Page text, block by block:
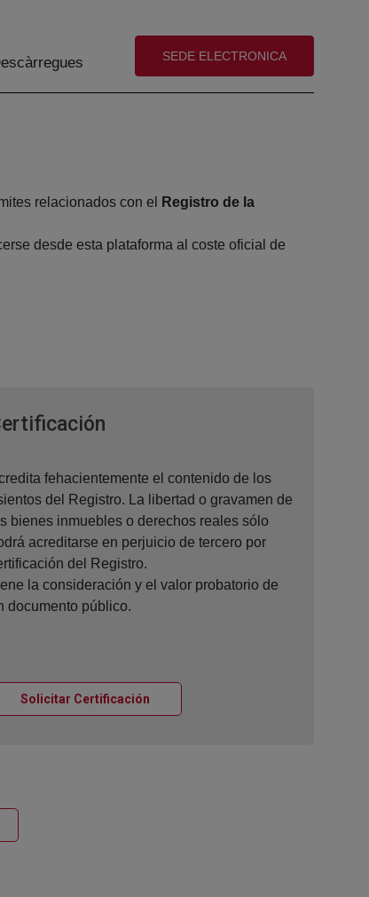
(abre en nueva ventana)
SEDE ELECTRONICA
relacionados con el
Registro de la
desde esta plataforma al coste oficial de
fehacientemente el contenido de los
del Registro. La libertad o gravamen de
bienes inmuebles o derechos reales sólo
acreditarse en perjuicio de tercero por
del Registro.
la consideración y el valor probatorio de
documento público.
Solicitar Certificación
nueva